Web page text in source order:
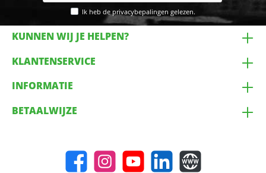
Ik heb de privacybepalingen gelezen.
KUNNEN WIJ JE HELPEN?
KLANTENSERVICE
INFORMATIE
BETAALWIJZE